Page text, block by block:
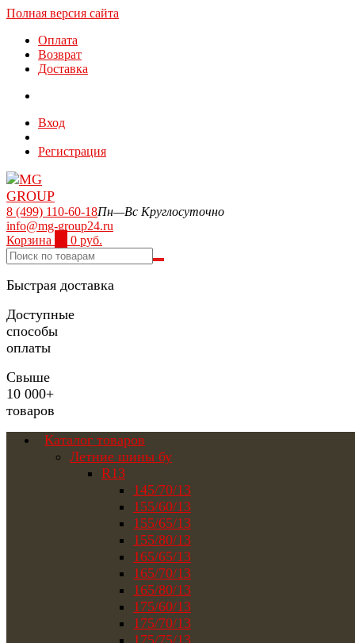
Полная версия сайта
Оплата
Возврат
Доставка
Вход
Регистрация
8 (499) 110-60-18Пн—Вс Круглосуточно
info@mg-group24.ru
Корзина
0 руб.
Быстрая доставка
Доступные
способы
оплаты
Свыше
10 000+
товаров
Каталог товаров
Летние шины бу
R13
145/70/13
155/60/13
155/65/13
155/80/13
165/65/13
165/70/13
165/80/13
175/60/13
175/70/13
175/75/13